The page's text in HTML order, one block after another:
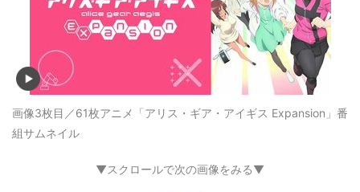
画像3枚目／61枚アニメ「アリス・ギア・アイギス Expansion」番
組サムネイル
▼スクロールで次の画像をみる▼